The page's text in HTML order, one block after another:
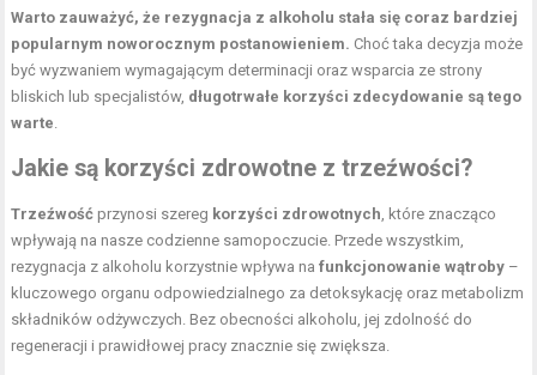
Warto zauważyć, że rezygnacja z alkoholu stała się coraz bardziej
popularnym noworocznym postanowieniem. Choć taka decyzja może
być wyzwaniem wymagającym determinacji oraz wsparcia ze strony
bliskich lub specjalistów, długotrwałe korzyści zdecydowanie są tego
warte
Jakie są korzyści zdrowotne z trzeźwości?
Trzeźwość przynosi szereg korzyści zdrowotnych , które znacząco
wpływają na nasze codzienne samopoczucie. Przede wszystkim,
rezygnacja z alkoholu korzystnie wpływa nafunkcjonowanie wątroby –
kluczowego organu odpowiedzialnego za detoksykację oraz metabolizm
składników odżywczych. Bez obecności alkoholu, jej zdolność do
regeneracji i prawidłowej pracy znacznie się zwiększa.